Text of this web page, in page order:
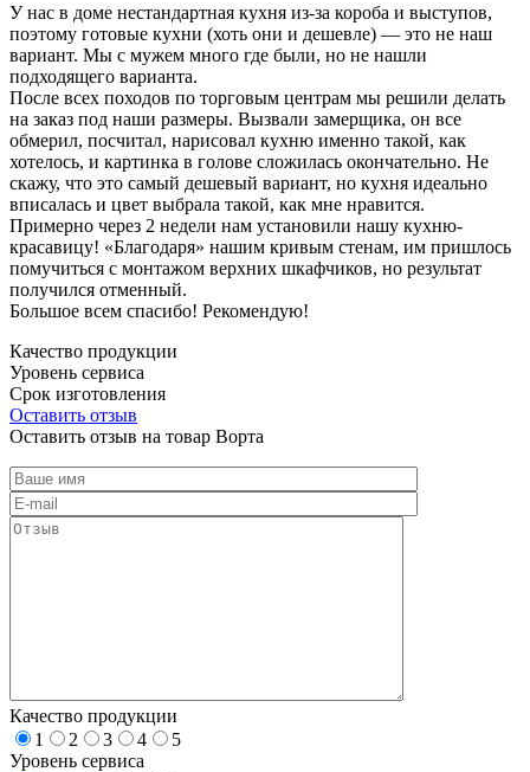
У нас в доме нестандартная кухня из-за короба и выступов,
поэтому готовые кухни (хоть они и дешевле) — это не наш
вариант. Мы с мужем много где были, но не нашли
подходящего варианта.
После всех походов по торговым центрам мы решили делать
на заказ под наши размеры. Вызвали замерщика, он все
обмерил, посчитал, нарисовал кухню именно такой, как
хотелось, и картинка в голове сложилась окончательно. Не
скажу, что это самый дешевый вариант, но кухня идеально
вписалась и цвет выбрала такой, как мне нравится.
Примерно через 2 недели нам установили нашу кухню-
красавицу! «Благодаря» нашим кривым стенам, им пришлось
помучиться с монтажом верхних шкафчиков, но результат
получился отменный.
Большое всем спасибо! Рекомендую!
Качество продукции
Уровень сервиса
Срок изготовления
Оставить отзыв
Оставить отзыв на товар Ворта
Качество продукции
1
2 3 4
5
Уровень сервиса